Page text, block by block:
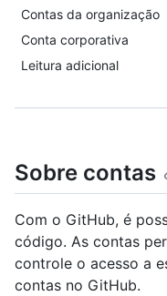
Contas da organização
Conta corporativa
Leitura adicional
Sobre contas
Com o GitHub, é
código. As contas
controle o acesso a
contas no GitHub.